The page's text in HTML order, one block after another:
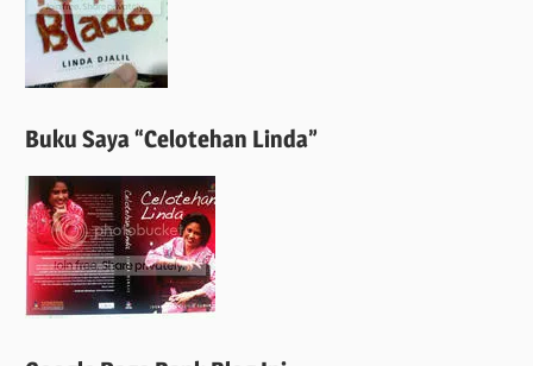
Buku Saya “Celotehan Linda”